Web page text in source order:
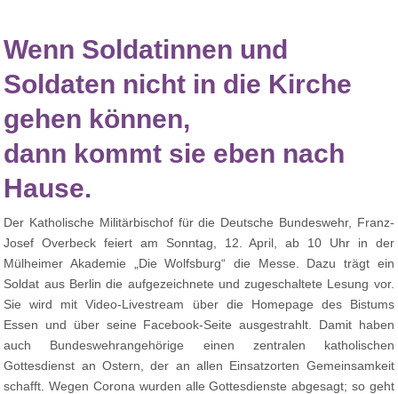
Wenn Soldatinnen und
Soldaten nicht in die Kirche
gehen können,
dann kommt sie eben nach
Hause.
Der Katholische Militärbischof für die Deutsche Bundeswehr, Franz-
Josef Overbeck feiert am Sonntag, 12. April, ab 10 Uhr in der
Mülheimer Akademie „Die Wolfsburg“ die Messe. Dazu trägt ein
Soldat aus Berlin die aufgezeichnete und zugeschaltete Lesung vor.
Sie wird mit Video-Livestream über die Homepage des Bistums
Essen und über seine Facebook-Seite ausgestrahlt. Damit haben
auch Bundeswehrangehörige einen zentralen katholischen
Gottesdienst an Ostern, der an allen Einsatzorten Gemeinsamkeit
schafft. Wegen Corona wurden alle Gottesdienste abgesagt; so geht